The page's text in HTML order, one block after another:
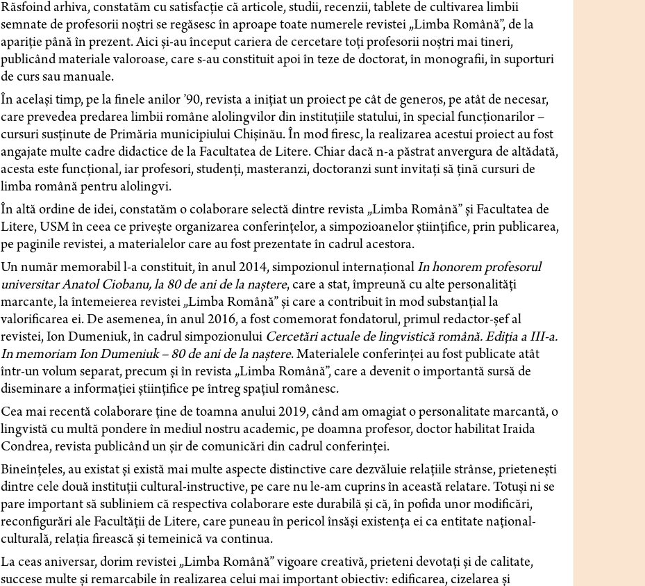
Răsfoind arhiva, constatăm cu satisfacție că articole, studii, recenzii, tablete de cultivarea limbii
semnate de profesorii noștri se regăsesc în aproape toate numerele revistei „Limba Română”, de la
apariție până în prezent. Aici și-au început cariera de cercetare toți profesorii noștri mai tineri,
publicând materiale valoroase, care s-au constituit apoi în teze de doctorat, în monografii, în suporturi
de curs sau manuale.
În același timp, pe la finele anilor ’90, revista a inițiat un proiect pe cât de generos, pe atât de necesar,
care prevedea predarea limbii române alolingvilor din instituțiile statului, în special funcționarilor –
cursuri susținute de Primăria municipiului Chișinău. În mod firesc, la realizarea acestui proiect au fost
angajate multe cadre didactice de la Facultatea de Litere. Chiar dacă n-a păstrat anvergura de altădată,
acesta este funcțional, iar profesori, studenți, masteranzi, doctoranzi sunt invitați să țină cursuri de
limba română pentru alolingvi.
În altă ordine de idei, constatăm o colaborare selectă dintre revista „Limba Română” și Facultatea de
Litere, USM în ceea ce privește organizarea conferințelor, a simpozioanelor științifice, prin publicarea,
pe paginile revistei, a materialelor care au fost prezentate în cadrul acestora.
Un număr memorabil l-a constituit, în anul 2014, simpozionul internaționalIn honorem profesorul
universitar Anatol Ciobanu, la 80 de ani de la naștere, care a stat, împreună cu alte personalități
marcante, la întemeierea revistei „Limba Română” și care a contribuit în mod substanțial la
valorificarea ei. De asemenea, în anul 2016, a fost comemorat fondatorul, primul redactor-șef al
revistei, Ion Dumeniuk, în cadrul simpozionului Cercetări actuale de lingvistică română. Ediția a III-a.
In memoriam Ion Dumeniuk – 80 de ani de la naștere. Materialele conferinței au fost publicate atât
într-un volum separat, precum și în revista „Limba Română”, care a devenit o importantă sursă de
diseminare a informației științifice pe întreg spațiul românesc.
Cea mai recentă colaborare ține de toamna anului 2019, când am omagiat o personalitate marcantă, o
lingvistă cu multă pondere în mediul nostru academic, pe doamna profesor, doctor habilitat Iraida
Condrea, revista publicând un șir de comunicări din cadrul conferinței.
Bineînțeles, au existat și există mai multe aspecte distinctive care dezvăluie relațiile strânse, prietenești
dintre cele două instituții cultural-instructive, pe care nu le-am cuprins în această relatare. Totuși ni se
pare important să subliniem că respectiva colaborare este durabilă și că, în pofida unor modificări,
reconfigurări ale Facultății de Litere, care puneau în pericol însăși existența ei ca entitate național-
culturală, relația firească și temeinică va continua.
La ceas aniversar, dorim revistei „Limba Română” vigoare creativă, prieteni devotați și de calitate,
succese multe și remarcabile în realizarea celui mai important obiectiv: edificarea, cizelarea și